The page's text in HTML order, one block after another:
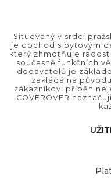
Situovaný v srdci
je obchod s bytovým
který zhmotňuje
současně funkčních
dodavatelů je
zakládá na
zákazníkovi příběh
COVEROVER